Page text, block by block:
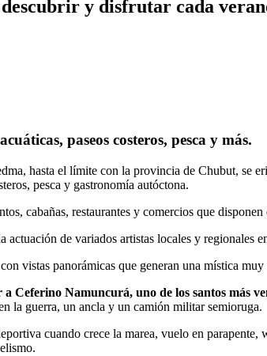
y disfrutar cada
paseos costeros, pesca y más.
hasta el límite con la provincia de Chubut, se
pesca y gastronomía autóctona.
cabañas, restaurantes y comercios que
actuación de variados artistas locales y regionales
vistas panorámicas que generan una mística
Namuncurá, uno de los santos más
la guerra, un ancla y un camión militar semioruga.
cuando crece la marea, vuelo en